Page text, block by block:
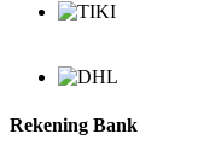
Rekening Bank